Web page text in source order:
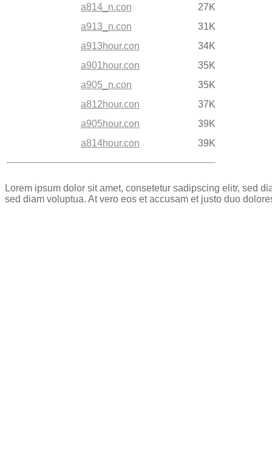
a814_n.con
27K
a913_n.con
31K
a913hour.con
34K
a901hour.con
35K
a905_n.con
35K
a812hour.con
37K
a905hour.con
39K
a814hour.con
39K
Lorem ipsum dolor sit amet, consetetur sadipscing elitr, sed
sed diam voluptua. At vero eos et accusam et justo duo